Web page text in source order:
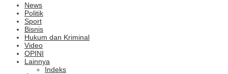
News
Politik
Sport
Bisnis
Hukum dan Kriminal
Video
OPINI
Lainnya
Indeks